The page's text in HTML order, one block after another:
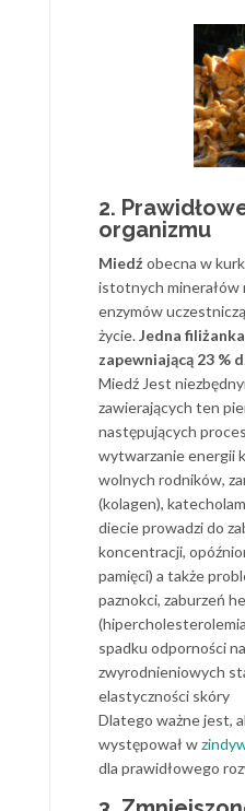
2.
organizmu
Miedź obecna w
istotnych minerałów
enzymów
życie.Jedna
zapewniającą 23 %
Miedź Jest
zawierających ten
następujących
wytwarzanie energii
wolnych rodników,
(kolagen),
diecie prowadzi do
koncentracji,
pamięci) a także
paznokci, zaburzeń
spadku odporności
zwyrodnieniowych
elastyczności skóry
Dlatego ważne jest,
występował w
dla prawidłowego